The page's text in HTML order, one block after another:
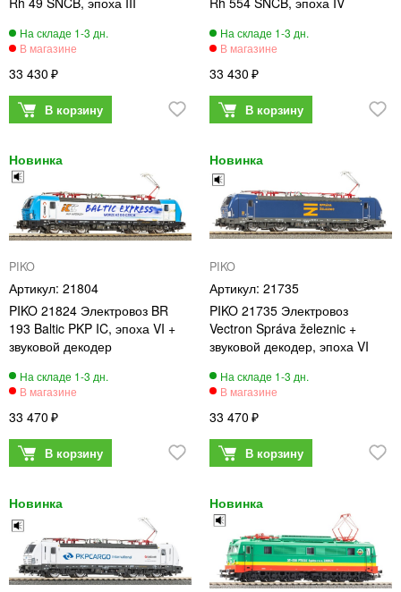
33 430 33 430
PIKO
21804
PIKO 21824 Электровоз BR
193 Baltic PKP IC, эпоха VI +
звуковой декодер
33 470
PIKO
21735
PIKO 21735 Электровоз
Vectron Správa železnic +
звуковой декодер, эпоха VI
33 470